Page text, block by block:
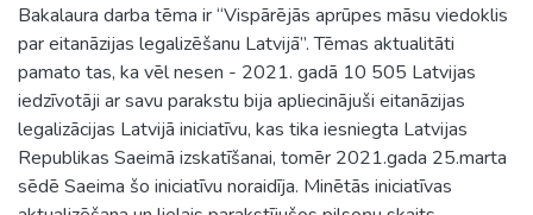
Bakalaura darba tēma ir “Vispārējās aprūpes māsu viedoklis
par eitanāzijas legalizēšanu Latvijā”. Tēmas aktualitāti
pamato tas, ka vēl nesen - 2021. gadā 10 505 Latvijas
iedzīvotāji ar savu parakstu bija apliecinājuši eitanāzijas
legalizācijas Latvijā iniciatīvu, kas tika iesniegta Latvijas
Republikas Saeimā izskatīšanai, tomēr 2021.gada 25.marta
sēdē Saeima šo iniciatīvu noraidīja. Minētās iniciatīvas